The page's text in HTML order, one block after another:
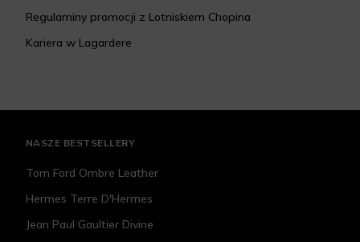
Regulaminy promocji z Lotniskiem Chopina
Kariera w Lagardere
NASZE BESTSELLERY
Tom Ford Ombre Leather
Hermes Terre D'Hermes
Jean Paul Gaultier Divine